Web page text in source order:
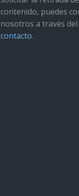
contenido, puedes
nosotros a través del
contacto.